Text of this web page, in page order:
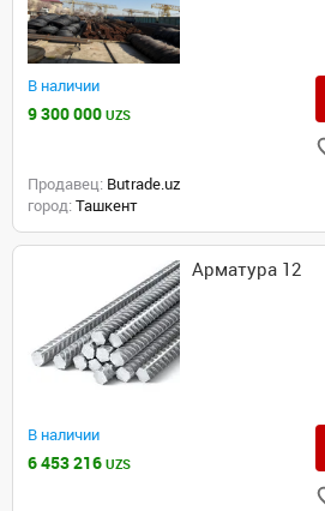
В наличии
9 300 000 UZS
Продавец: Butrade.uz
город: Ташкент
Арматура 12
В наличии
6 453 216 UZS